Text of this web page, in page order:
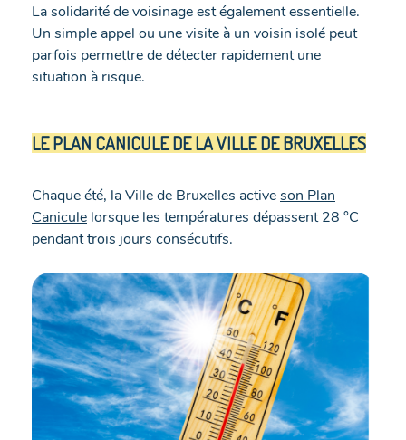
La solidarité de voisinage est également essentielle.
Un simple appel ou une visite à un voisin isolé peut
parfois permettre de détecter rapidement une
situation à risque.
LE PLAN CANICULE DE LA VILLE DE BRUXELLES
Chaque été, la Ville de Bruxelles activeson Plan
Canicule lorsque les températures dépassent 28 °C
pendant trois jours consécutifs.